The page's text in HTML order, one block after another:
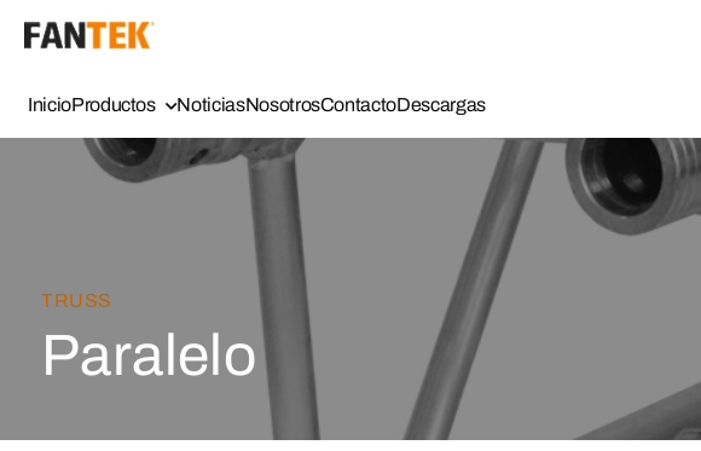
InicioProductos NoticiasNosotrosContactoDescargas
TRUSS
Paralelo